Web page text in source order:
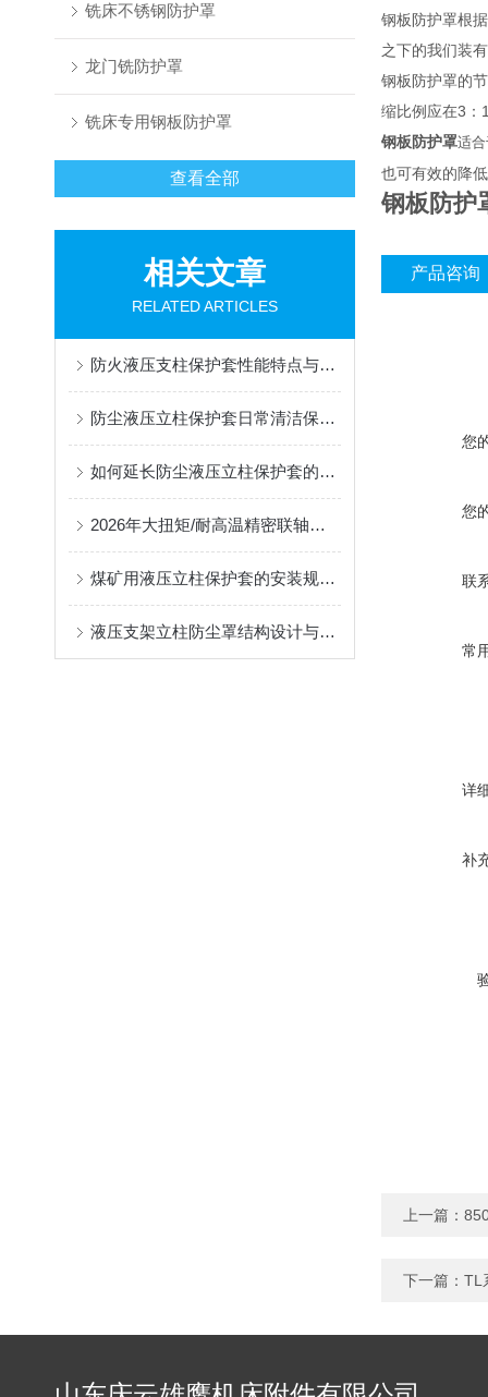
铣床不锈钢防护罩
龙门铣防护罩
铣床专用钢板防护罩
查看全部
相关文章
RELATED ARTICLES
防火液压支柱保护套性能特点与阻燃防护应用
防尘液压立柱保护套日常清洁保养与更换规范
如何延长防尘液压立柱保护套的使用寿命？
2026年大扭矩/耐高温精密联轴器定制找哪家？能实现精准定制的优质厂家盘点
煤矿用液压立柱保护套的安装规范与使用寿命提升方案
液压支架立柱防尘罩结构设计与密封防护原理
钢板防护罩根
之下的我们装
钢板防护罩的
缩比例应在3：
钢板防护罩适
也可有效的降
钢板防护
产品咨询
您
您
联
常
详
补
上一篇：
下一篇： TL